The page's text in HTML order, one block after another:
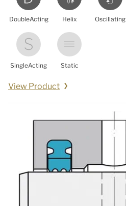
DoubleActing Helix Oscillating
SingleActing Static
View Product